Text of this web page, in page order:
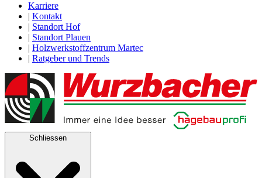
Karriere
| Kontakt
| Standort Hof
| Standort Plauen
| Holzwerkstoffzentrum Martec
| Ratgeber und Trends
Schliessen